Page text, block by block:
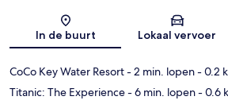
Kaart
In de buurt Lokaal vervoer
CoCo Key Water Resort- 2 min. lopen- 0.2
Titanic: The Experience- 6 min. lopen- 0.6